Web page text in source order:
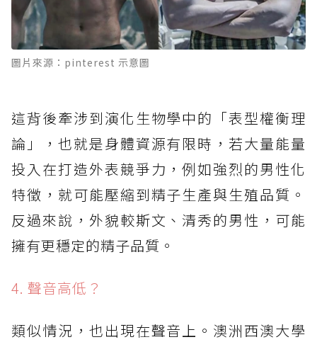
圖片來源：pinterest 示意圖
這背後牽涉到演化生物學中的「表型權衡理
論」，也就是身體資源有限時，若大量能量
投入在打造外表競爭力，例如強烈的男性化
特徵，就可能壓縮到精子生產與生殖品質。
反過來說，外貌較斯文、清秀的男性，可能
擁有更穩定的精子品質。
4. 聲音高低？
類似情況，也出現在聲音上。澳洲西澳大學